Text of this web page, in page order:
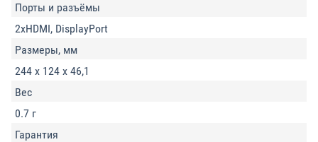
Порты и разъёмы
2xHDMI, DisplayPort
Размеры, мм
244 x 124 x 46,1
Вес
0.7 г
Гарантия